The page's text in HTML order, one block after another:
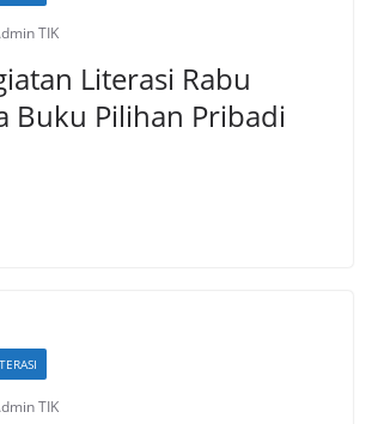
TIK
Literasi Rabu
Buku Pilihan Pribadi
TIK